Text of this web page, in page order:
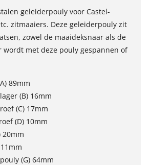
geleiderpouly voor Castel-
zitmaaiers. Deze geleiderpouly zit
zowel de maaideksnaar als de
wordt met deze pouly gespannen of
89mm
(B) 16mm
(C) 17mm
(D) 10mm
20mm
(G) 64mm